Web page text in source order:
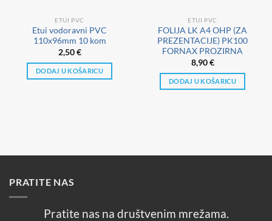
ETUI PVC
Etui vodoravni PVC
110x96mm 10 kom
2,50€
DODAJ U KOŠARICU
ETUI PVC
FOLIJA LK A4 OHP (ZA
PREZENTACIJE) PK100
FORNAX PROZIRNA
8,90€
DODAJ U KOŠARICU
PRATITE NAS
Pratite nas na društvenim mrežama.